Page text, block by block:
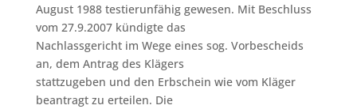
August 1988 testierunfähig gewesen. Mit Beschluss
vom 27.9.2007 kündigte das
Nachlassgericht im Wege eines sog. Vorbescheids
an, dem Antrag des Klägers
stattzugeben und den Erbschein wie vom Kläger
beantragt zu erteilen. Die